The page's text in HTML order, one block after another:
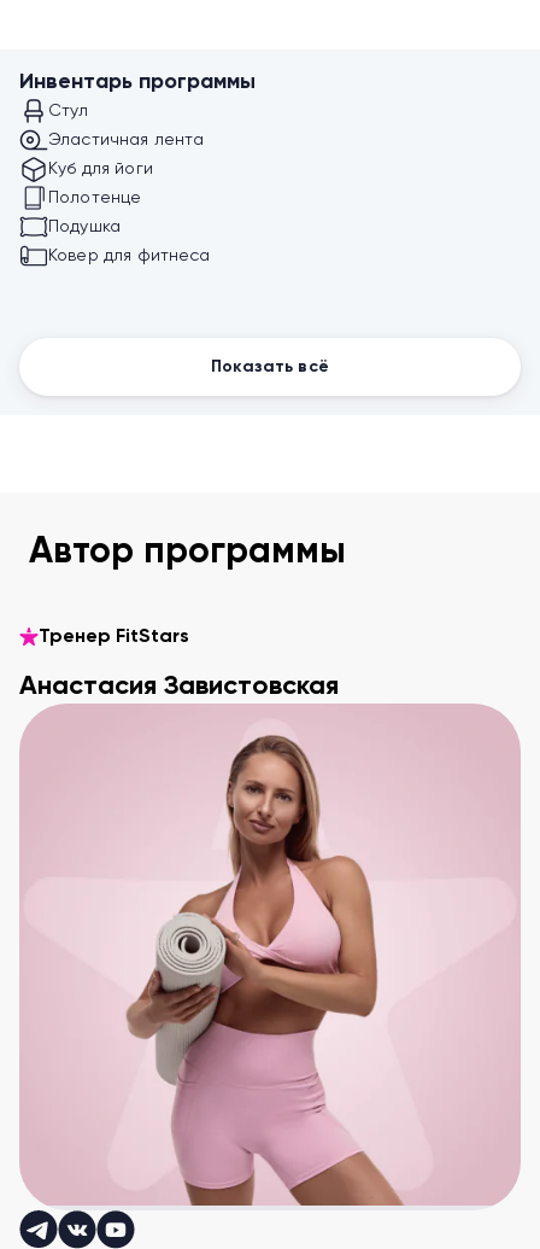
Инвентарь программы
Стул
Эластичная лента
Куб для йоги
Полотенце
Подушка
Ковер для фитнеса
Показать всё
Автор программы
Тренер FitStars
Анастасия Завистовская